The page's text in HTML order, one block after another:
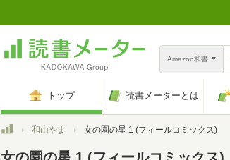
Amazon和書
トップ 読書メーターとは
トップ和山やま 女の園の星 1 (フィールコミックス)